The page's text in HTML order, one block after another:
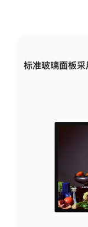
标准玻璃面板采